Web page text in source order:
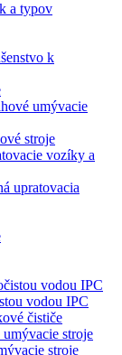
a typov
k
umývacie
stroje
vozíky a
upratovacia
vodou IPC
čističe
stroje